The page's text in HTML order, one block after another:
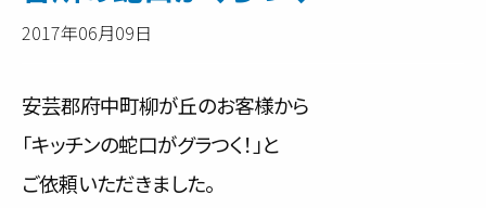
サービス内容と料金事例
料金一覧
2017年06月09日
安芸郡府中町柳が丘のお客様から
「キッチンの蛇口がグラつく！」と
ご依頼いただきました。